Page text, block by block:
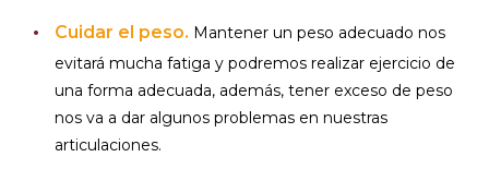
Cuidar el peso. Mantener un peso adecuado nos
evitará mucha fatiga y podremos realizar ejercicio de
una forma adecuada, además, tener exceso de peso
nos va a dar algunos problemas en nuestras
articulaciones.